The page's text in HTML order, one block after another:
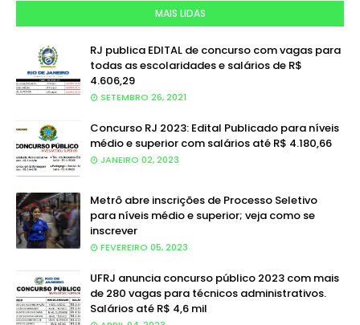
MAIS LIDAS
RJ publica EDITAL de concurso com vagas para
todas as escolaridades e salários de R$
4.606,29
SETEMBRO 26, 2021
Concurso RJ 2023: Edital Publicado para níveis
médio e superior com salários até R$ 4.180,66
JANEIRO 02, 2023
Metrô abre inscrições de Processo Seletivo
para níveis médio e superior; veja como se
inscrever
FEVEREIRO 05, 2023
UFRJ anuncia concurso público 2023 com mais
de 280 vagas para técnicos administrativos.
Salários até R$ 4,6 mil